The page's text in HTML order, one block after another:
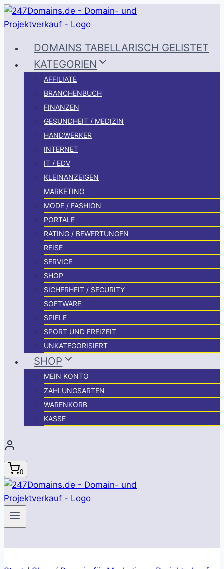
Zum
Inhalt
DOMAINS TABELLARISCH GELISTET
KATEGORIEN
AFFILIATE
BRANCHENBUCH
FINANZEN
GESUNDHEIT / MEDIZIN
HANDWERKER
INTERNET
IT / EDV
KLEINANZEIGEN
MARKETING
MODE / FASHION
PORTALE
RATING / BEWERTUNGEN
REISE
SERVICE
SHOP
SICHERHEIT / SECURITY
SOFTWARE
SPIELE
SPORT UND FREIZEIT
UNKATEGORISIERT
SHOP
MEIN KONTO
ZAHLUNGSARTEN
WARENKORB
KASSE
0